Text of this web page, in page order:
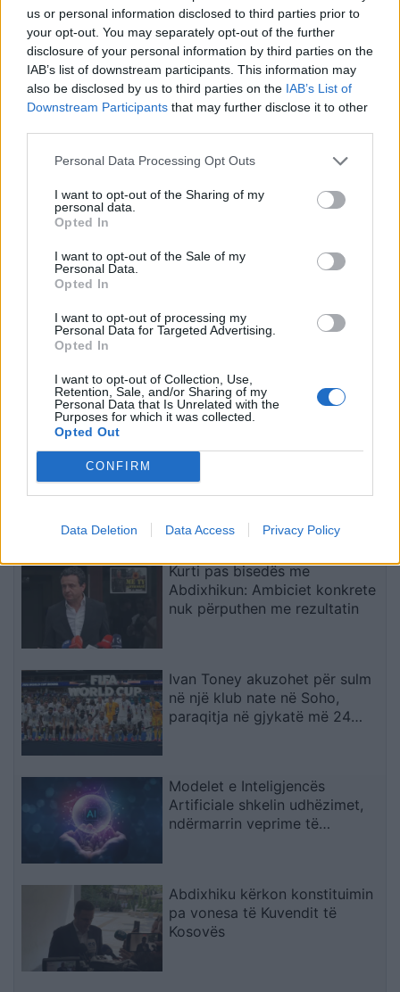
us or personal information disclosed to third parties prior to
your opt-out. You may separately opt-out of the further
disclosure of your personal information by third parties on the
IAB’s list of downstream participants. This information may
also be disclosed by us to third parties on the IAB’s List of
Downstream Participants that may further disclose it to other
Personal Data Processing Opt Outs
I want to opt-out of the Sharing of my
personal data.
Opted In
I want to opt-out of the Sale of my
Personal Data.
Opted In
I want to opt-out of processing my
Personal Data for Targeted Advertising.
Opted In
I want to opt-out of Collection, Use,
Retention, Sale, and/or Sharing of my
Personal Data that Is Unrelated with the
Purposes for which it was collected.
Opted Out
CONFIRM
Data Deletion Data Access Privacy Policy
Veprimi i Ernest Muçit,
reagon presidenti i
Trabzonsporit: Më preku
mua dhe të gjithë lojtarët
Hetimet për vrasjen e
Edmond Sulës, kontrolle
në Bërxullë dhe
shoqërime personash për
t’u marrë në pyetje
Argjentina e “dashuruar”
me Infantinon, federata
del me deklaratë zyrtare:
Model transparent
blihen e shiten dollari dhe
euro, çfarë ndodh me
të fundit
ndërron jetë një 19-vjeçar
budallenj”, Morientes kritikon
Real Madridin për çështjen
Kurti pas bisedës me
Abdixhikun: Ambiciet konkrete
nuk përputhen me rezultatin
Ivan Toney akuzohet për sulm
në një klub nate në Soho,
paraqitja në gjykatë më 24
Modelet e Inteligjencës
Artificiale shkelin udhëzimet,
ndërmarrin veprime të
Abdixhiku kërkon konstituimin
pa vonesa të Kuvendit të
Kosovës